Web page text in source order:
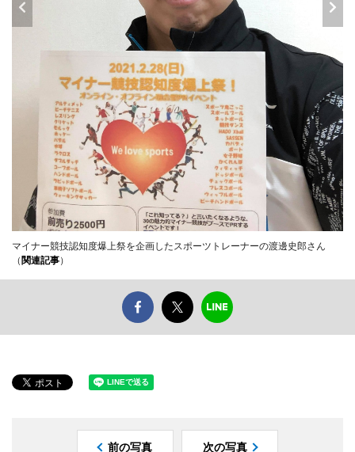
マイナー競技認知度爆上祭を企画したスポーツトレーナーの渡邊史郎さん
（ 関連記事）
前の写真 次の写真